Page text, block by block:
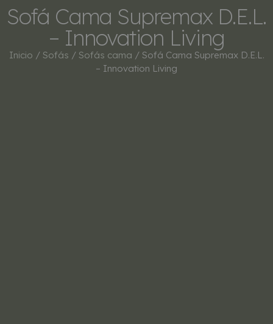
Sofá Cama Supremax D.E.L.
– Innovation Living
Inicio / Sofás / Sofás cama / Sofá Cama Supremax D.E.L.
– Innovation Living